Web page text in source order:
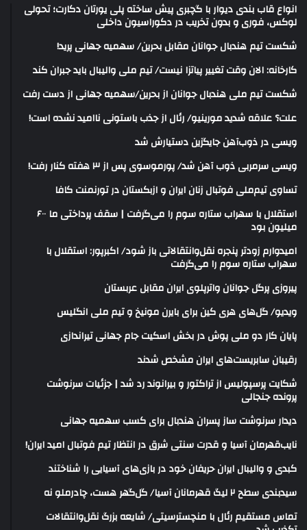
انواع قاب بندی دیوار با گچبری پیش ساخته پلی یورتان دکارت؛ تحولی
لوکس، فوری و بدون تخریب در دکوراسیون داخلی
شکست تیم هندبال جوانان مقابل بحرین/ سهمیه جهانی پرید!
کارخانه: الان وقت تغییر پیاتزا نیست/ تیم ملی والیبال باید جبران کند
شکست تیم ملی هندبال جوانان از بحرین/سهمیه جهانی از دست رفت
علت؟ علاقه شدید مورینیو/ رئال از جذب باستونی ناامید نشده است!
ویسی در ذوب‌آهن جایگزین دستیارش شد
ویسی سرمربی ذوب آهن شد/ پورموسوی پس از ۳ هفته کنار رفت!
تساوی تیم‌ملی فوتبال زنان ایران و ازبکستان در تورنمنت کافا
استقلال با سهراب ستاره سوم را می‌گرفت | سقف پرداختی ما ۶۰۰
میلیون بود
امیدوارم زودتر پنجره نقل‌وانتقالاتی باز شود/ اکبرپور: استقلال با
سهراب ستاره سوم را می‌گرفت
پیروزی پرگل جوانان واترپلوی ایران مقابل عربستان
ویدیو/ گل‌های هری‌ کین برای بایرن مونیخ و تیم ملی انگلیس
پایان کار دو ملی پوش در بخش اسکیت جام جهانی تیراندازی
رقیبان سابریست‌های ایران مشخص شدند
شکایت پرسپولیس از تراکتور و بیرانوند رد شد | جزئیات سرنوشت
پرونده جنجالی
دیدار سرنوشت ساز پسران هندبال برای کسب سهمیه جهانی
نایب‌قهرمان آسیا و قدرت سنتی شرق در انتظار تیم فوتبال امید ایران!
کبدی و والیبال ایران حریفان خود در بازی‌های آسیایی را شناختند
سیدبندی سطح ۲ لیگ قهرمانان آسیا/ گل‌گهر هست، چادرملو نه
تماس مستقیم رئال با منچسترسیتی/ شایعه بزرگ نقل‌وانتقالات